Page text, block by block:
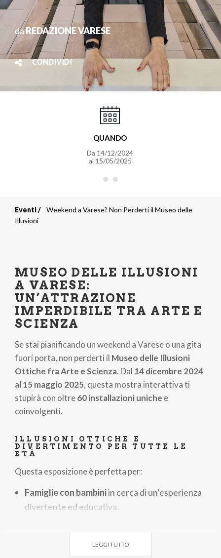
daREDAZIONE VARESE
CONDIVIDI
QUANDO
Da 14/12/2024
al 15/05/2025
Briciole
pane
Eventi
Weekend a Varese? Non Perderti il Museo delle
Illusioni
MUSEO DELLE ILLUSIONI
A VARESE:
UN’ATTRAZIONE
IMPERDIBILE TRA ARTE E
SCIENZA
Se stai pianificando un weekend a Varese o una gita
fuori porta, non perderti il Museo delle Illusioni
Ottiche fra Arte e Scienza. Dal 14 dicembre 2024
al 15 maggio 2025, questa mostra interattiva ti
stupirà con oltre60 installazioni uniche e
coinvolgenti.
ILLUSIONI OTTICHE E
DIVERTIMENTO PER TUTTE LE
ETÀ
Questa esposizione è perfetta per:
Famiglie con bambiniin cerca di un’esperienza
divertente ed educativa.
dai fenomeni ottici.
Amanti dei social mediache cercano location
LEGGI TUTTO